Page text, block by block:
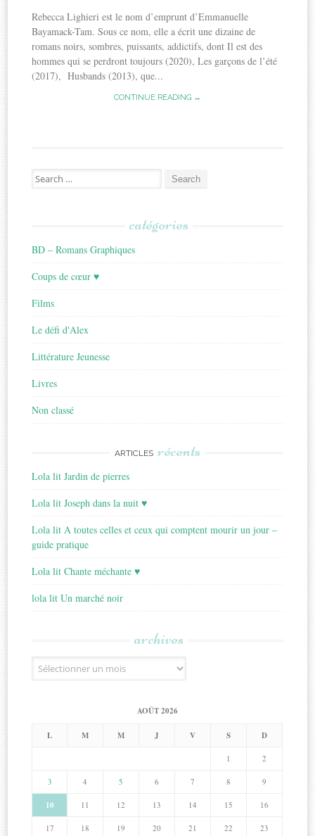
Rebecca Lighieri est le nom d’emprunt d’Emmanuelle
Bayamack-Tam. Sous ce nom, elle a écrit une dizaine de
romans noirs, sombres, puissants, addictifs, dont Il est des
hommes qui se perdront toujours (2020), Les garçons de l’été
(2017), Husbands (2013), que...
CONTINUE READING →
Search
for:
catégories
BD – Romans Graphiques
Coups de cœur ♥
Films
Le défi d'Alex
Littérature Jeunesse
Livres
Non classé
ARTICLES récents
Lola lit Jardin de pierres
Lola lit Joseph dans la nuit ♥
Lola lit A toutes celles et ceux qui comptent mourir un jour –
guide pratique
Lola lit Chante méchante ♥
lola lit Un marché noir
archives
Archives
AOÛT 2026
L M M J V S D
1 2
3 4 5 6 7 8 9
10 11 12 13 14 15 16
17 18 19 20 21 22 23